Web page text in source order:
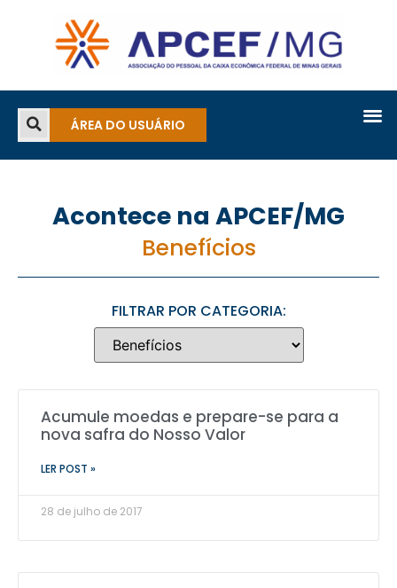
ÁREA DO USUÁRIO
Acontece na APCEF/MG
Benefícios
FILTRAR POR CATEGORIA:
Acumule moedas e prepare-se para a
nova safra do Nosso Valor
LER POST »
28 de julho de 2017